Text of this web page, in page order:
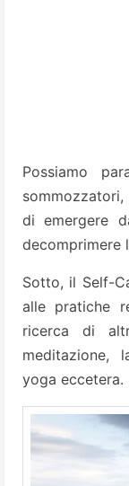
Possiamo
di emergere
decomprimere
Sotto, il Self-
alle pratiche
ricerca di
meditazione,
yoga eccetera.